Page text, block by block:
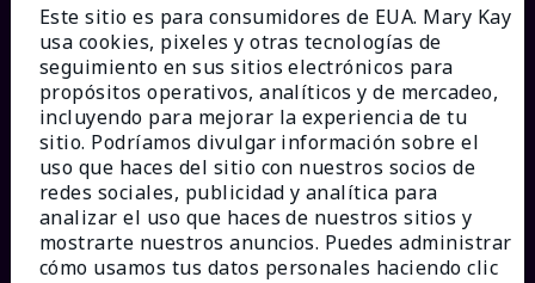
¿CÓMO PODEMOS AYUDAR?
Recibe e-mails
Ver estado del pedido
Contáctanos
Este sitio es para consumidores de EUA. Mary Kay
usa cookies, pixeles y otras tecnologías de
seguimiento en sus sitios electrónicos para
propósitos operativos, analíticos y de mercadeo,
incluyendo para mejorar la experiencia de tu
sitio. Podríamos divulgar información sobre el
uso que haces del sitio con nuestros socios de
redes sociales, publicidad y analítica para
analizar el uso que haces de nuestros sitios y
mostrarte nuestros anuncios. Puedes administrar
cómo usamos tus datos personales haciendo clic